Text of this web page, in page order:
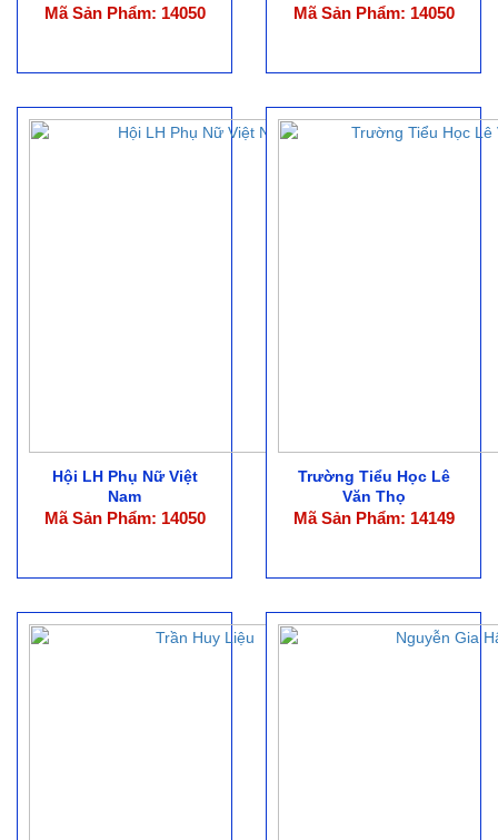
Mã Sản Phẩm: 14050 Mã Sản Phẩm: 14050
Hội LH Phụ Nữ Việt
Nam
Mã Sản Phẩm: 14050
Trường Tiểu Học Lê
Văn Thọ
Mã Sản Phẩm: 14149